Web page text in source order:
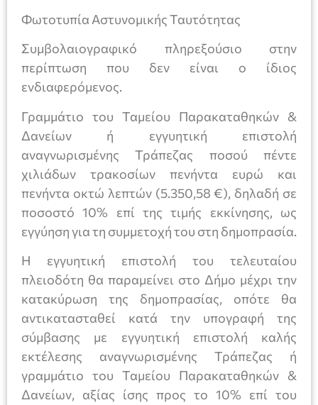
Φωτοτυπία Αστυνομικής Ταυτότητας
Συμβολαιογραφικό πληρεξούσιο στην
περίπτωση που δεν είναι ο ίδιος
ενδιαφερόμενος.
Γραμμάτιο του Ταμείου Παρακαταθηκών &
Δανείων ή εγγυητική επιστολή
αναγνωρισμένης Τράπεζας ποσού πέντε
χιλιάδων τρακοσίων πενήντα ευρώ και
πενήντα οκτώ λεπτών (5.350,58 €), δηλαδή σε
ποσοστό 10% επί της τιμής εκκίνησης, ως
εγγύηση για τη συμμετοχή του στη δημοπρασία.
Η εγγυητική επιστολή του τελευταίου
πλειοδότη θα παραμείνει στο Δήμο μέχρι την
κατακύρωση της δημοπρασίας, οπότε θα
αντικατασταθεί κατά την υπογραφή της
σύμβασης με εγγυητική επιστολή καλής
εκτέλεσης αναγνωρισμένης Τράπεζας ή
γραμμάτιο του Ταμείου Παρακαταθηκών &
Δανείων, αξίας ίσης προς το 10% επί του